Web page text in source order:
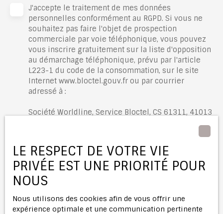
J'accepte le traitement de mes données
personnelles conformément au RGPD. Si vous ne
souhaitez pas faire l'objet de prospection
commerciale par voie téléphonique, vous pouvez
vous inscrire gratuitement sur la liste d'opposition
au démarchage téléphonique, prévu par l'article
L223-1 du code de la consommation, sur le site
Internet www.bloctel.gouv.fr ou par courrier
adressé à :
Société Worldline, Service Bloctel, CS 61311, 41013
données personnelles, veuillez consulter notre
politique de confidentialité.
Recevoir des annonces
LE RESPECT DE VOTRE VIE
PRIVÉE EST UNE PRIORITÉ POUR
NOUS
Nous utilisons des cookies afin de vous offrir une
expérience optimale et une communication pertinente